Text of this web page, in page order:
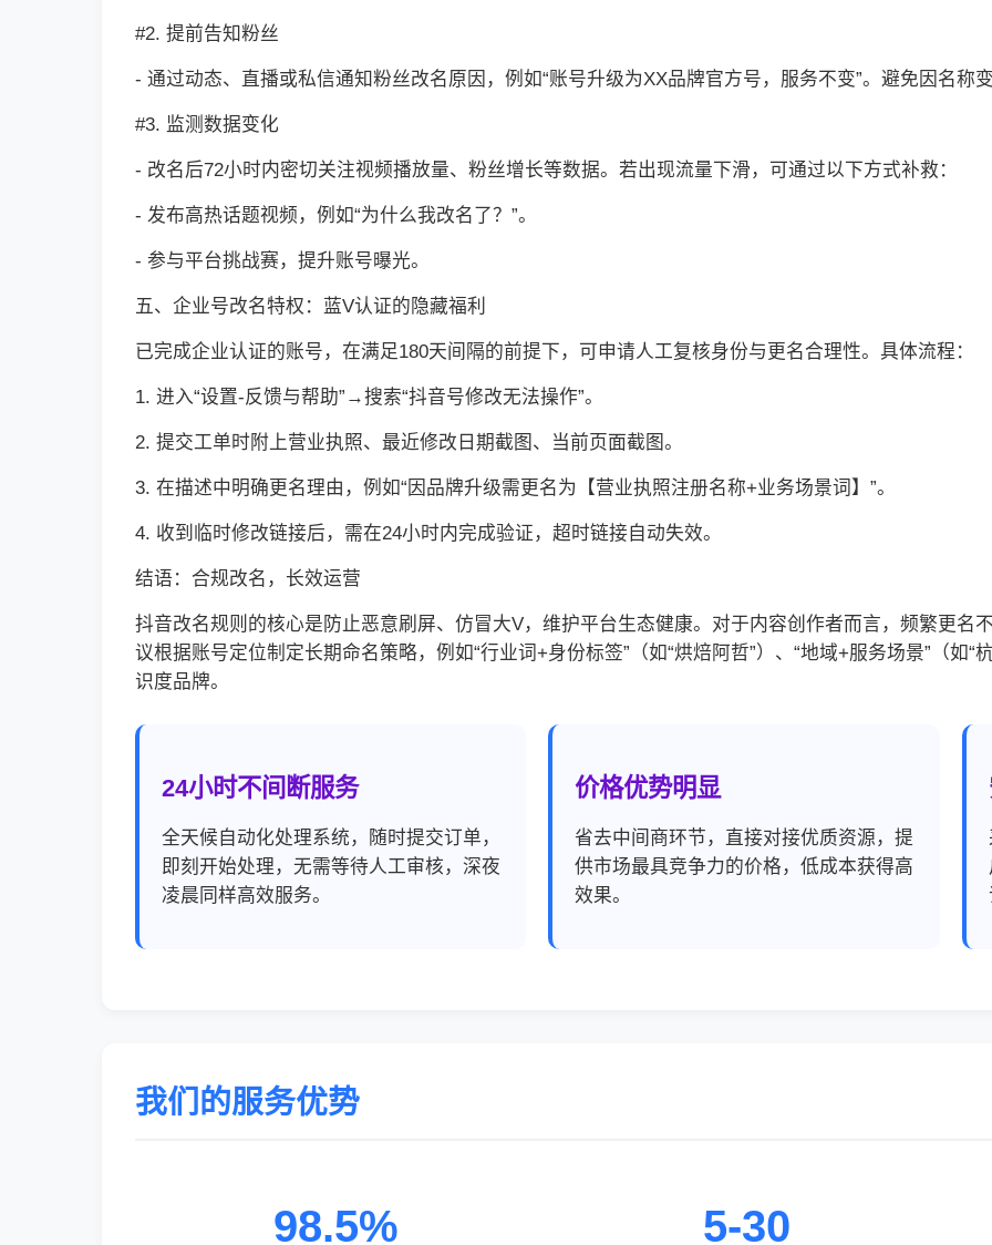
#2. 提前告知粉丝
- 通过动态、直播或私信通知粉丝改名原因，例如“账号升级为XX品牌官方号，服务不变”。避免因名称
#3. 监测数据变化
- 改名后72小时内密切关注视频播放量、粉丝增长等数据。若出现流量下滑，可通过以下方式补救：
- 发布高热话题视频，例如“为什么我改名了？”。
- 参与平台挑战赛，提升账号曝光。
五、企业号改名特权：蓝V认证的隐藏福利
已完成企业认证的账号，在满足180天间隔的前提下，可申请人工复核身份与更名合理性。具体流程：
1. 进入“设置-反馈与帮助”→搜索“抖音号修改无法操作”。
2. 提交工单时附上营业执照、最近修改日期截图、当前页面截图。
3. 在描述中明确更名理由，例如“因品牌升级需更名为【营业执照注册名称+业务场景词】”。
4. 收到临时修改链接后，需在24小时内完成验证，超时链接自动失效。
结语：合规改名，长效运营
抖音改名规则的核心是防止恶意刷屏、仿冒大V，维护平台生态健康。对于内容创作者而言，频繁更名
议根据账号定位制定长期命名策略，例如“行业词+身份标签”（如“烘焙阿哲”）、“地域+服务场景”（如
识度品牌。
24小时不间断服务
全天候自动化处理系统，随时提交订单，
即刻开始处理，无需等待人工审核，深夜
凌晨同样高效服务。
价格优势明显
省去中间商环节，直接对接优质资源，提
供市场最具竞争力的价格，低成本获得高
效果。
我们的服务优势
98.5% 5-30